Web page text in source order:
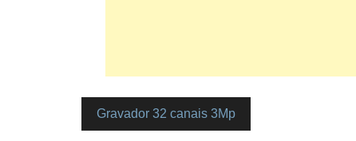
Navegação
Gravador 32 canais 3Mp